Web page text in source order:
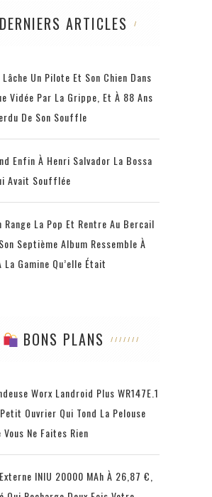
DERNIERS ARTICLES
Un Pilote Et Son Chien Dans
Vidée Par La Grippe, Et À 88 Ans
De Son Souffle
Enfin À Henri Salvador La Bossa
Avait Soufflée
Range La Pop Et Rentre Au Bercail
Septième Album Ressemble À
Gamine Qu’elle Était
BONS PLANS
Worx Landroid Plus WR147E.1
Ouvrier Qui Tond La Pelouse
Vous Ne Faites Rien
INIU 20000 MAh À 26,87 €,